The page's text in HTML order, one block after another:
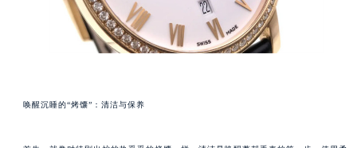
唤醒沉睡的“烤馕”：清洁与保养